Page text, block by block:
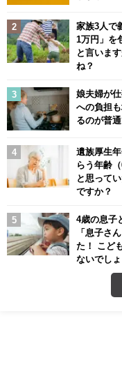
家族3人で
1万円」を
と言いま
ね？
娘夫婦が
への負担
るのが普
遺族厚生
らう年齢
と思って
ですか？
4歳の息子
「息子さ
た！ こど
ないでし